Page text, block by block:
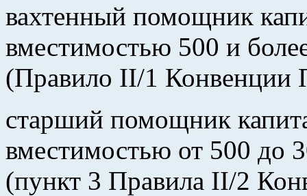
вахтенный помощник
вместимостью 500 и
(Правило II/1
старший помощник
вместимостью от 500 до
(пункт 3 Правила II/2